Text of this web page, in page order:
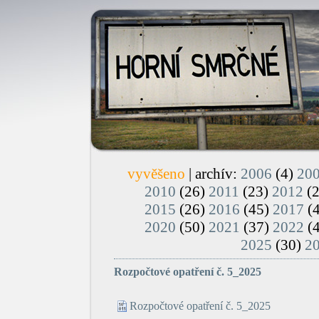
vyvěšeno | archív: 2006 (4)
2010 (26) 2011 (23) 2012
2015 (26) 2016 (45) 2017
2020 (50) 2021 (37) 2022
2025 (30)
Rozpočtové opatření č. 5_2025
Rozpočtové opatření č. 5_2025